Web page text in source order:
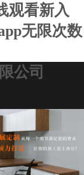
观看新入
无限次数